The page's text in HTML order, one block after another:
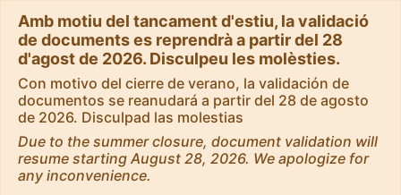
Amb motiu del tancament d'estiu, la validació
de documents es reprendrà a partir del 28
d'agost de 2026. Disculpeu les molèsties.
Con motivo del cierre de verano, la validación de
documentos se reanudará a partir del 28 de agosto
de 2026. Disculpad las molestias
Due to the summer closure, document validation will
resume starting August 28, 2026. We apologize for
any inconvenience.